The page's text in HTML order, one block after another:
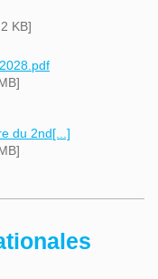
KB]
du 2nd[...]